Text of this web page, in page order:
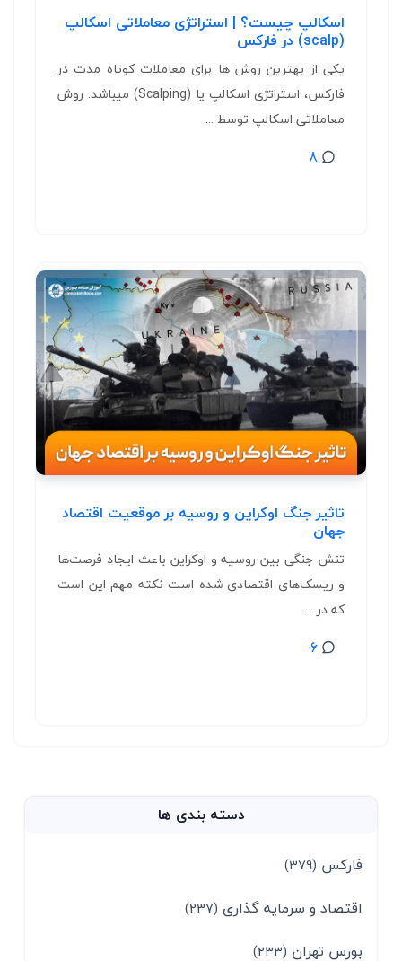
اسکالپ چیست؟ | استراتژی معاملاتی اسکالپ
(scalp) در فارکس
یکی از بهترین روش ها برای معاملات کوتاه مدت در
فارکس، استراتژی اسکالپ یا (Scalping) میباشد. روش
معاملاتی اسکالپ توسط ...
8
تاثیر جنگ اوکراین و روسیه بر موقعیت اقتصاد
جهان
تنش جنگی بین روسیه و اوکراین باعث ایجاد فرصت‌‌‌‌ها
و ریسک‌های اقتصادی شده است نکته مهم این است
که در ...
6
دسته بندی ها
فارکس (379)
اقتصاد و سرمایه گذاری (237)
بورس تهران (233)